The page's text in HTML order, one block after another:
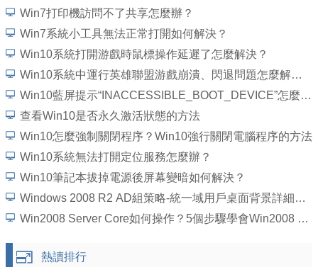
Win7打印機訪問不了共享怎麼辦？
Win7系統小工具無法正常打開如何解決？
Win10系統打開游戲時鼠標操作延遲了怎麼解決？
Win10系統中運行英雄聯盟游戲崩潰、閃退問題怎麼解決？
Win10藍屏提示“INACCESSIBLE_BOOT_DEVICE”怎麼處理？
查看Win10是否永久激活狀態的方法
Win10怎麼強制關閉程序？Win10強行關閉電腦程序的方法
Win10系統無法打開定位服務怎麼辦？
Win10筆記本拔掉電源後屏幕變暗如何解決？
Windows 2008 R2 AD組策略-統一域用戶桌面背景詳細圖文教程
Win2008 Server Core如何操作？5個步驟學會Win2008 Server Core操作
熱讀排行